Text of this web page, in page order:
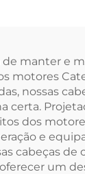
de manter e
motores
nossas
certa.
dos
e
cabeças de
um